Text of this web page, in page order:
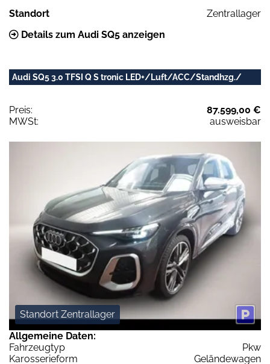
Standort
Zentrallager
Details zum Audi SQ5 anzeigen
Audi SQ5 3.0 TFSI Q S tronic LED+/Luft/ACC/Standhzg./
Preis:
87.599,00 €
MWSt:
ausweisbar
Standort Zentrallager
Allgemeine Daten:
Fahrzeugtyp
Pkw
Karosserieform
Geländewagen